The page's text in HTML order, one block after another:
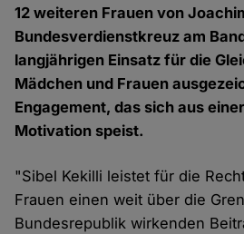
12 weiteren Frauen von
Bundesverdienstkreuz am
langjährigen Einsatz für die
Mädchen und Frauen
Engagement, das sich aus
Motivation speist.
"Sibel Kekilli leistet für die
Frauen einen weit über die
Bundesrepublik wirkenden